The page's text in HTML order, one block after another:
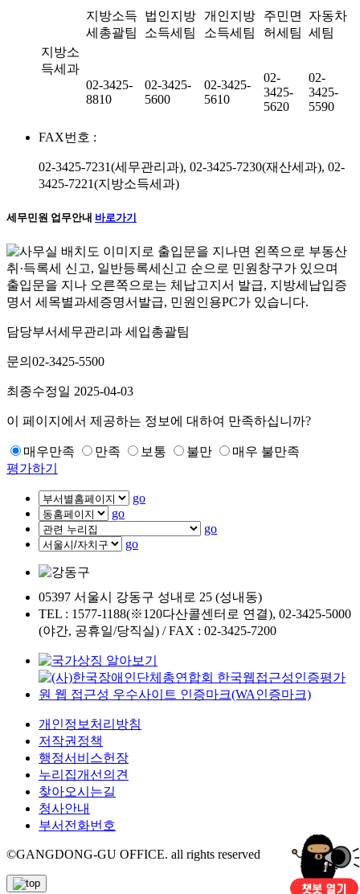
지방소
득세과
지방소득
세총괄팀
법인지방
소득세팀
개인지방
소득세팀
주민면
허세팀
자동차
세팀
02-3425-
8810
02-3425-
5600
02-3425-
5610
02-
3425-
5620
02-
3425-
5590
FAX번호 :
02-3425-7231(세무관리과), 02-3425-7230(재산세과), 02-
3425-7221(지방소득세과)
세무민원 업무안내 바로가기
담당부서세무관리과 세입총괄팀
문의 02-3425-5500
최종수정일 2025-04-03
이 페이지에서 제공하는 정보에 대하여 만족하십니까?
매우만족 만족 보통 불만
매우 불만족
평가하기
go
go
go
go
05397 서울시 강동구 성내로 25 (성내동)
TEL : 1577-1188(※120다산콜센터로 연결), 02-3425-5000
(야간, 공휴일/당직실) / FAX : 02-3425-7200
개인정보처리방침
저작권정책
행정서비스헌장
누리집개선의견
찾아오시는길
청사안내
부서전화번호
©GANGDONG-GU OFFICE. all rights reserved